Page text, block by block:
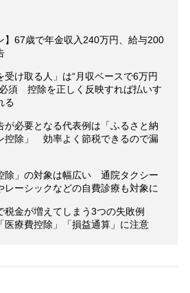
】67歳で年金収入240万円、給与200
受け取る人」は“月収ベースで6万円
須 控除を正しく反映すれば払いす
る
が必要となる代表例は「ふるさと納
控除」 効率よく節税できるので漏
除」の対象は幅広い 通院タクシー
レーシックなどの自費診療も対象に
税金が増えてしまう3つの失敗例
医療費控除」「損益通算」に注意